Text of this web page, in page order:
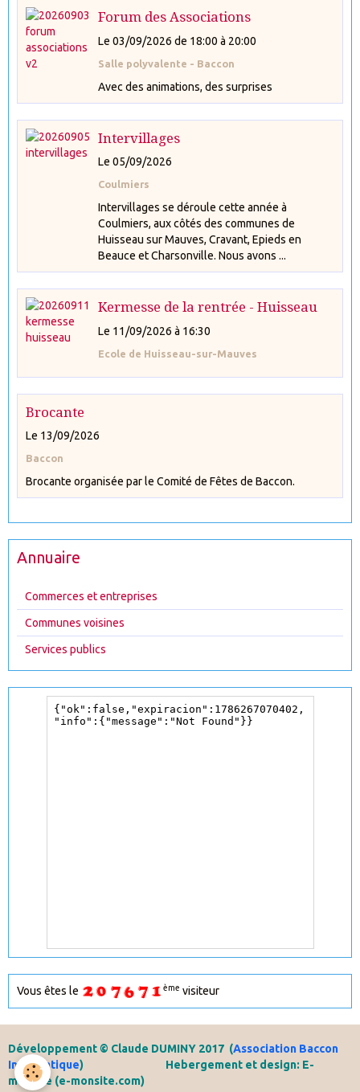
Forum des Associations
Le 03/09/2026 de 18:00 à 20:00
Salle polyvalente - Baccon
Avec des animations, des surprises
Intervillages
Le 05/09/2026
Coulmiers
Intervillages se déroule cette année à
Coulmiers, aux côtés des communes de
Huisseau sur Mauves, Cravant, Epieds en
Beauce et Charsonville. Nous avons ...
Kermesse de la rentrée - Huisseau
Le 11/09/2026 à 16:30
Ecole de Huisseau-sur-Mauves
Brocante
Le 13/09/2026
Baccon
Brocante organisée par le Comité de Fêtes de Baccon.
Annuaire
Commerces et entreprises
Communes voisines
Services publics
Vous êtes le ème visiteur
Développement © Claude DUMINY 2017 (Association Baccon
Informatique) Hebergement et design: E-
monsite (e-monsite.com)